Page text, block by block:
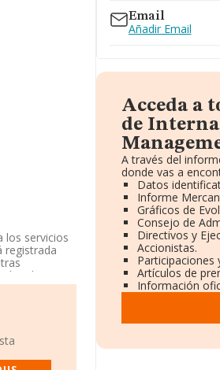
los servicios
registrada
de
tiene
Rivas-
en el
Email
Añadir Email
Acceda a
de
A través del
donde vas a
Datos
Informe
Gráficos de
Consejo de
Directivos y
Accionistas.
Participaciones
Artículos de
Información